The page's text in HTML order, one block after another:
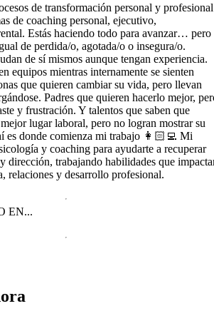
de transformación personal y profesional
de coaching personal, ejecutivo,
Estás haciendo todo para avanzar… pero
de perdida/o, agotada/o o insegura/o.
de sí mismos aunque tengan experiencia.
equipos mientras internamente se sienten
que quieren cambiar su vida, pero llevan
Padres que quieren hacerlo mejor,
y frustración. Y talentos que saben que
lugar laboral, pero no logran mostrar su
es donde comienza mi trabajo 👩🏻‍💻 Mi
y coaching para ayudarte a recuperar
dirección, trabajando habilidades que
relaciones y desarrollo profesional.
EN...